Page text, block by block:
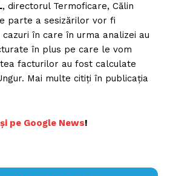
, directorul Termoficare, Călin
parte a sesizărilor vor fi
în care în urma analizei au
în plus pe care le vom
facturilor au fost calculate
Mai multe citiți în publicația
pe Google News!